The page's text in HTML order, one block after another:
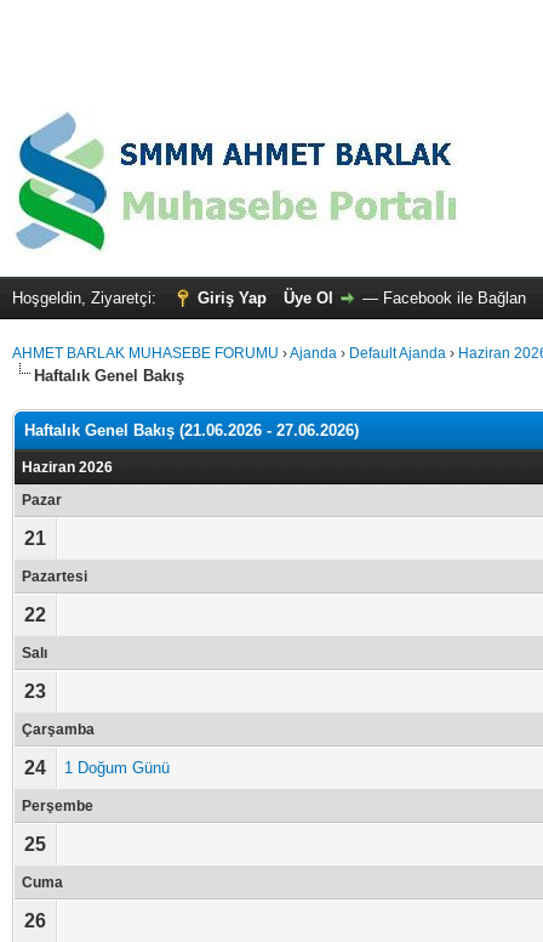
Hoşgeldin, Ziyaretçi: Giriş Yap Üye Ol — Facebook ile Bağlan
AHMET BARLAK MUHASEBE FORUMU ›Ajanda › Default Ajanda › Haziran
Haftalık Genel Bakış
Haftalık Genel Bakış (21.06.2026 - 27.06.2026)
Haziran 2026
Pazar
21
Pazartesi
22
Salı
23
Çarşamba
24 1 Doğum Günü
Perşembe
25
Cuma
26